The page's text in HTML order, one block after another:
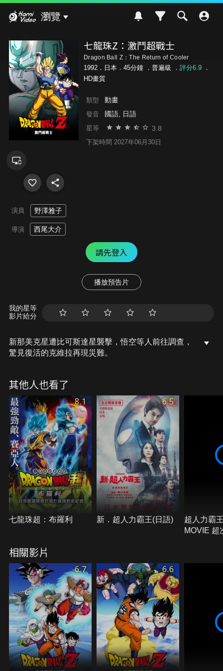
瀏覽
七龍珠Z：激鬥超戰士
Dragon Ball Z：The Return of Cooler
1992．日本．45分鐘 ． 普遍級 ． 評分6.9．
HD畫質
類型 動畫
發音 國語, 日語
星等 3.8
下架時間 2027年06月30日
演員 野澤雅子
導演 西尾大介
請先登入
播放預告片
我的星等
影片給分
新那美克星遭比可斯達星襲擊，悟空等人前往調查，
驚見復活的克維拉再現災難。
其他人也看了
8.1
七龍珠超：布羅利
6.5
新．超人力霸王(日語)
超人力霸
MOVIE 超
相關影片
6.7 6.6